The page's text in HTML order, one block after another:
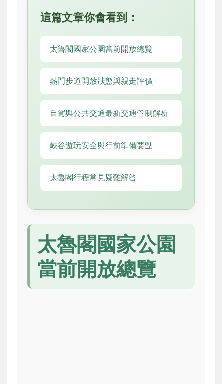
這篇文章你會看到：
太魯閣國家公園當前開放總覽
熱門步道開放狀態與親走評價
自駕與公共交通最新交通管制解析
峽谷遊玩安全與行前準備要點
太魯閣行程常見疑難解答
太魯閣國家公園
當前開放總覽